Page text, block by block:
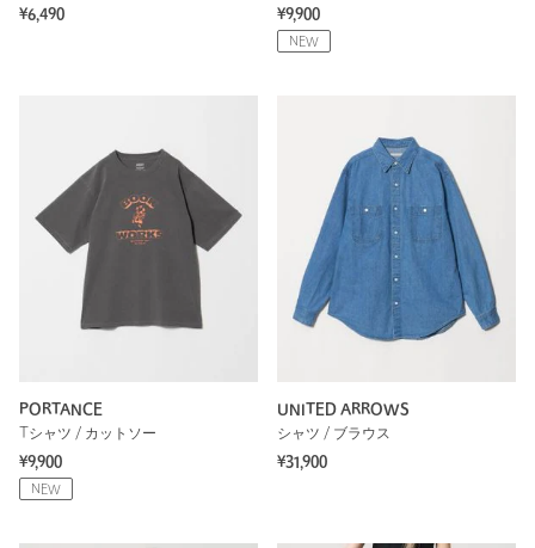
¥6,490
¥9,900
NEW
PORTANCE
Tシャツ / カットソー
¥9,900
NEW
UNITED ARROWS
シャツ / ブラウス
¥31,900